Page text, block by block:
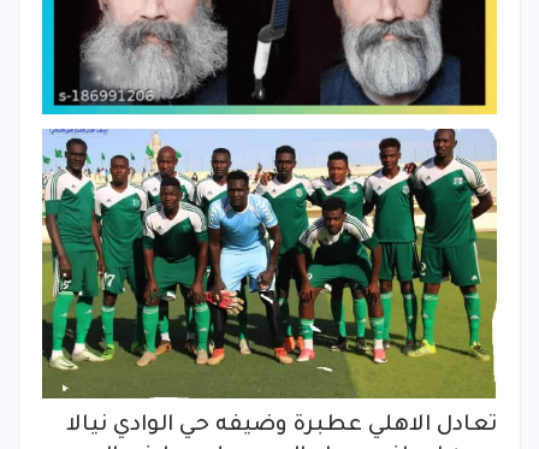
تعادل الاهلي عطبرة وضيفه حي الوادي نيالا